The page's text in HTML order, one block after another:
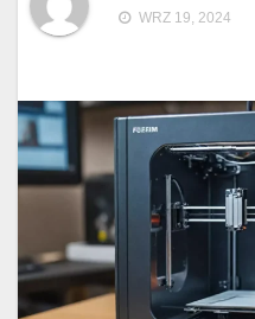
WRZ 19, 2024